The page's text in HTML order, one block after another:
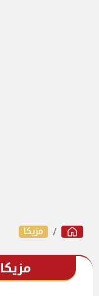
مزيكا
مزيكا